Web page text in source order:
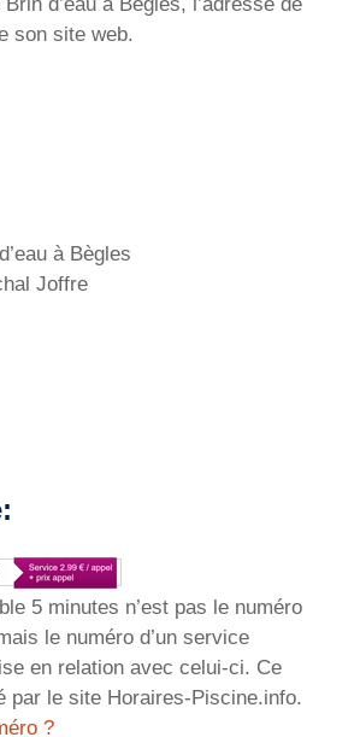
son site web.
à Bègles
Joffre
5 minutes n’est pas le numéro
le numéro d’un service
en relation avec celui-ci. Ce
par le site Horaires-Piscine.info.
?